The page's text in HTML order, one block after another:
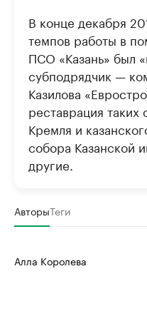
В конце декабря
темпов работы в
ПСО «Казань» был
субподрядчик —
Казилова
реставрация таких
Кремля и
собора Казанской
другие.
АвторыТеги
Алла Королева